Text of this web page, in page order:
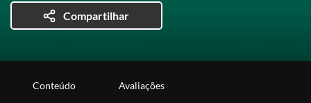
Compartilhar
Conteúdo Avaliações